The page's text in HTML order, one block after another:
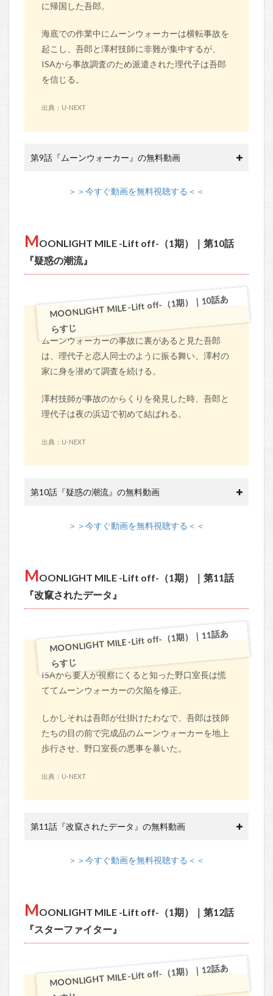
に帰国した吾郎。
海底での作業中にムーンウォーカーは横転事故を
起こし、吾郎と澤村技師に非難が集中するが、
ISAから事故調査のため派遣された理代子は吾郎
を信じる。
出典：U-NEXT
第9話『ムーンウォーカー』の無料動画
＞＞今すぐ動画を無料視聴する＜＜
MOONLIGHT MILE -Lift off-（1期）｜第10話
『疑惑の潮流』
MOONLIGHT MILE -Lift off-（1期）｜10話あ
らすじ
ムーンウォーカーの事故に裏があると見た吾郎
は、理代子と恋人同士のように振る舞い、澤村の
家に身を潜めて調査を続ける。
澤村技師が事故のからくりを発見した時、吾郎と
理代子は夜の浜辺で初めて結ばれる。
出典：U-NEXT
第10話『疑惑の潮流』の無料動画
＞＞今すぐ動画を無料視聴する＜＜
MOONLIGHT MILE -Lift off-（1期）｜第11話
『改竄されたデータ』
MOONLIGHT MILE -Lift off-（1期）｜11話あ
らすじ
ISAから要人が視察にくると知った野口室長は慌
ててムーンウォーカーの欠陥を修正。
しかしそれは吾郎が仕掛けたわなで、吾郎は技師
たちの目の前で完成品のムーンウォーカーを地上
歩行させ、野口室長の悪事を暴いた。
出典：U-NEXT
第11話『改竄されたデータ』の無料動画
＞＞今すぐ動画を無料視聴する＜＜
MOONLIGHT MILE -Lift off-（1期）｜第12話
『スターファイター』
MOONLIGHT MILE -Lift off-（1期）｜12話あ